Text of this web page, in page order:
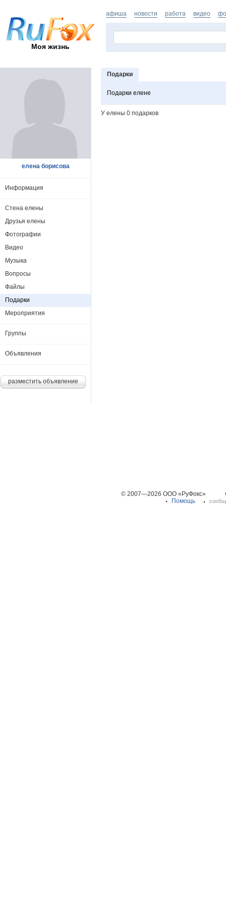
Моя жизнь
афиша новости работа видео
Подарки
Подарки елене
У елены 0 подарков
елена борисова
Информация
Стена елены
Друзья елены
Фотографии
Видео
Музыка
Вопросы
Файлы
Подарки
Мероприятия
Группы
Объявления
разместить объявление
© 2007—2026 ООО «РуФокс»
Помощь